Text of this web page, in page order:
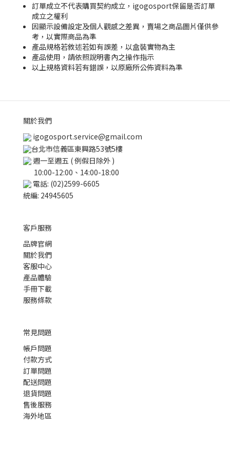
訂單成立不代表購買契約成立，igogosport保留是否訂單
成立之權利
因顯示設備設定及個人觀感之差異，賣場之商品圖片僅供參
考，以實際商品為準
產品規格若敘述若如有誤差，以盒裝實物為主
產品使用，請依照說明書內之操作指示
以上規格資料若有錯誤，以原廠所公佈資料為準
關於我們
igogosport.service@gmail.com
台北市信義區東興路53號5樓
週一至週五 ( 例假日除外 )
10:00-12:00、14:00-18:00
電話: (02)2599-6605
統編: 24945605
客戶服務
品牌官網
關於我們
客服中心
產品體驗
手冊下載
服務條款
常見問題
帳戶問題
付款方式
訂單問題
配送問題
退貨問題
售後服務
海外地區